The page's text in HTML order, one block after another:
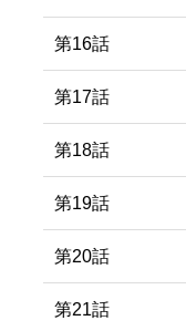
第16話
第17話
第18話
第19話
第20話
第21話